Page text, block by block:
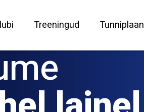
Treeningud Tunniplaan